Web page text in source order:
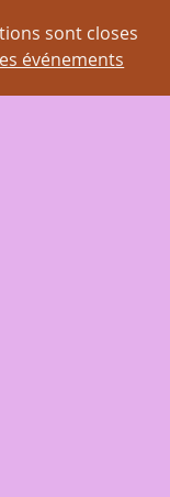
sont closes
événements